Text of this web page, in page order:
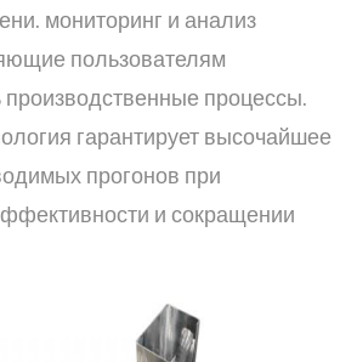
мониторинг и анализ
пользователям
производственные процессы.
гарантирует высочайшее
прогонов при
и сокращении